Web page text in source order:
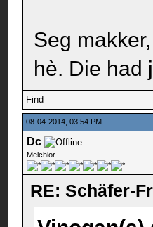
Seg
hè. Die had
Find
08-04-2014, 03:54 PM
Dc
Melchior
RE: Schäfer-